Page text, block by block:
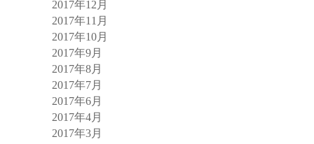
2017年12月
2017年11月
2017年10月
2017年9月
2017年8月
2017年7月
2017年6月
2017年4月
2017年3月